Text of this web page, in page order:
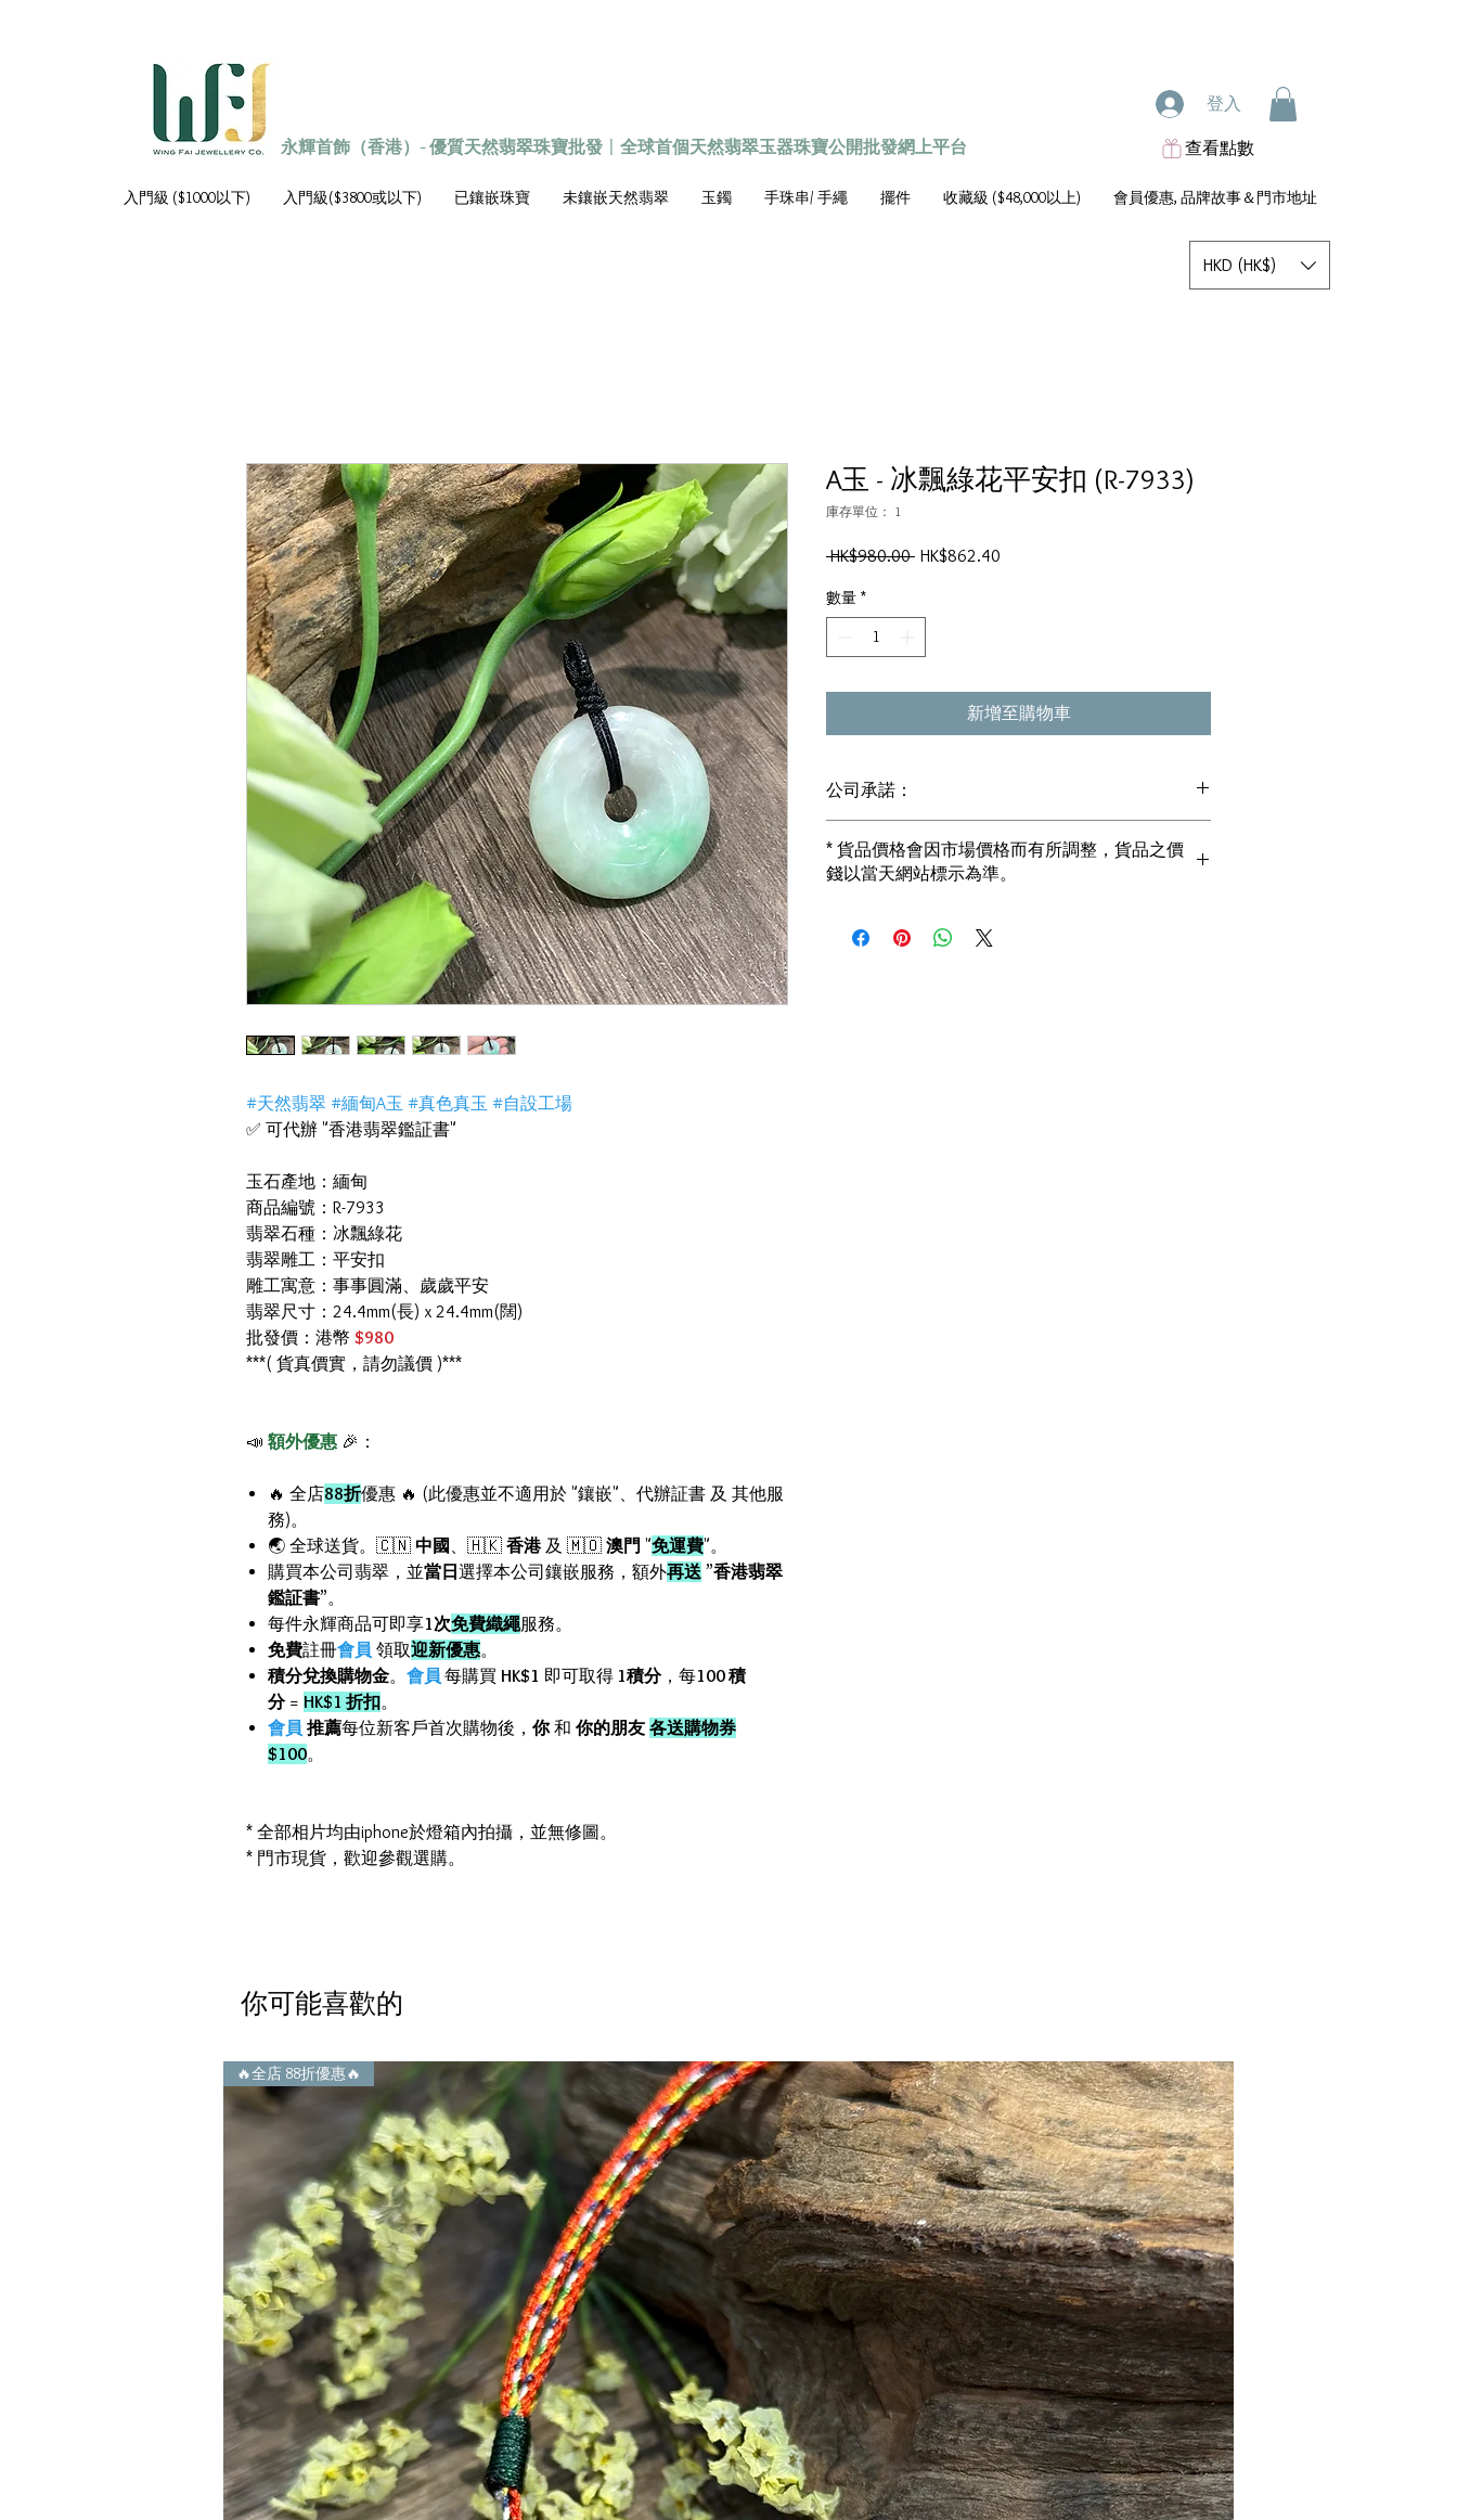
永輝首飾（香港）- 優質天然翡翠珠寶批發 〡 全球首個天然翡翠玉器珠寶公開批發網上平台
登入
查看點數
入門級 ($1000以下) 入門級($3800或以下) 已鑲嵌珠寶 未鑲嵌天然翡翠 玉鐲 手珠串/ 手繩 擺件 收藏級 ($48,000以上) 會員優惠, 品牌故事＆門市地址
HKD (HK$)
#天然翡翠 #緬甸A玉 #真色真玉 #自設工場
✅ 可代辦 "香港翡翠鑑証書"
玉石產地：緬甸
商品編號：R-7933
翡翠石種：冰飄綠花
翡翠雕工：平安扣
雕工寓意：事事圓滿、歲歲平安
翡翠尺寸：24.4mm(長) x 24.4mm(闊)
批發價：港幣 $980
***( 貨真價實，請勿議價 )***
📣 額外優惠 🎉：
🔥 全店88折優惠 🔥 (此優惠並不適用於 "鑲嵌"、代辦証書 及 其他服
務)。
🌏 全球送貨。🇨🇳 中國 、🇭🇰 香港及 🇲🇴 澳門 "免運費"。
購買本公司翡翠，並當日 選擇本公司鑲嵌服務，額外再送 ”香港翡翠
鑑証書”。
每件永輝商品可即享1次免費織繩服務。
免費註冊會員 領取迎新優惠。
積分兌換購物金。 會員 每購買 HK$1 即可取得 1積分，每100 積
分= HK$1 折扣。
會員 推薦每位新客戶首次購物後， 你和 你的朋友 各送購物券
$100。
* 全部相片均由iphone於燈箱內拍攝，並無修圖。
* 門市現貨，歡迎參觀選購。
A玉 - 冰飄綠花平安扣 (R-7933)
庫存單位： 1
HK$980.00 一
格
HK$862.40
數量 *
新增至購物車
公司承諾：
i) 所有已鑲玉器珠寶丶玉鐲丶擺件皆 奉送 [香港翡翠鑑証
書]
3) 顧客所花費一分一毫全部都是珠寶本身應有價值。
* 貨品價格會因市場價格而有所調整，貨品之價
錢以當天網站標示為準。
你可能喜歡的
🔥全店 88折優惠🔥